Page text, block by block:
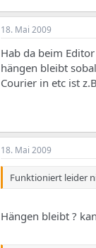
18. Mai 2009
Hab da beim
hängen bleibt
Courier in etc ist
18. Mai 2009
Funktioniert leider
Hängen bleibt ?